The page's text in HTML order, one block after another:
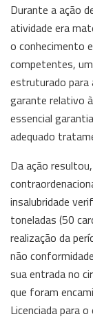
Durante a ação
atividade era
o conhecimento
competentes,
estruturado para
garante relativo
essencial
adequado
Da ação
insalubridade
toneladas (50
realização da
não
sua entrada no
que foram
Licenciada para